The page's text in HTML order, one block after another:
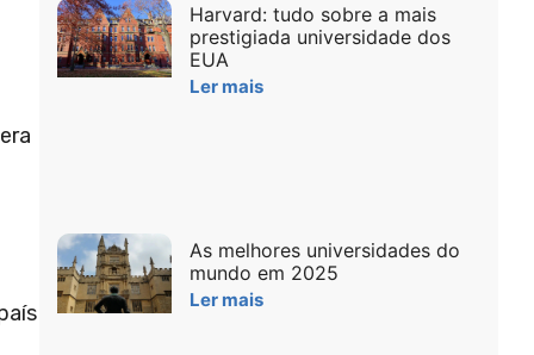
Harvard: tudo sobre a mais
prestigiada universidade dos
EUA
Ler mais
As melhores universidades do
mundo em 2025
Ler mais